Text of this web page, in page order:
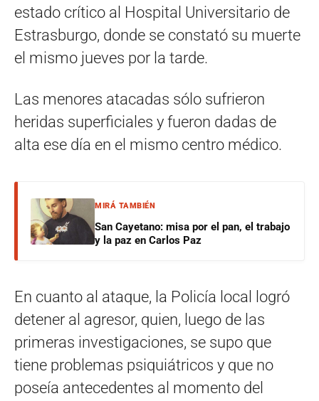
estado crítico al Hospital Universitario de
Estrasburgo, donde se constató su muerte
el mismo jueves por la tarde.
Las menores atacadas sólo sufrieron
heridas superficiales y fueron dadas de
alta ese día en el mismo centro médico.
MIRÁ TAMBIÉN
San Cayetano: misa por el pan, el trabajo
y la paz en Carlos Paz
En cuanto al ataque, la Policía local logró
detener al agresor, quien, luego de las
primeras investigaciones, se supo que
tiene problemas psiquiátricos y que no
poseía antecedentes al momento del